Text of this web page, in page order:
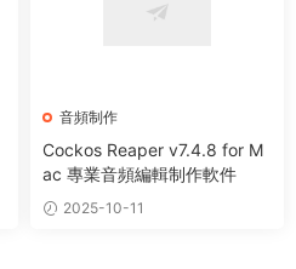
音頻制作
Cockos Reaper v7.4.8 for M
ac 專業音頻編輯制作軟件
2025-10-11